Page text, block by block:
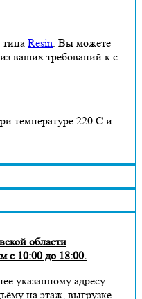
Resin . Вы можете
ваших требований к с
температуре 220 С и
области
с 10:00 до 18:00.
указанному адресу.
на этаж, выгрузке